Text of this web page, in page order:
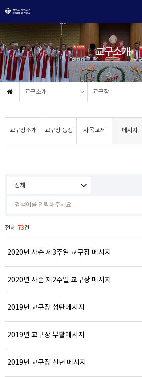
교구소개
교구소개 교구장
교구장소개 교구장 동정 사목교서 메시지
전체 73건
2020년 사순 제3주일 교구장 메시지
2020년 사순 제2주일 교구장 메시지
2019년 교구장 성탄메시지
2019년 교구장 부활메시지
2019년 교구장 신년 메시지